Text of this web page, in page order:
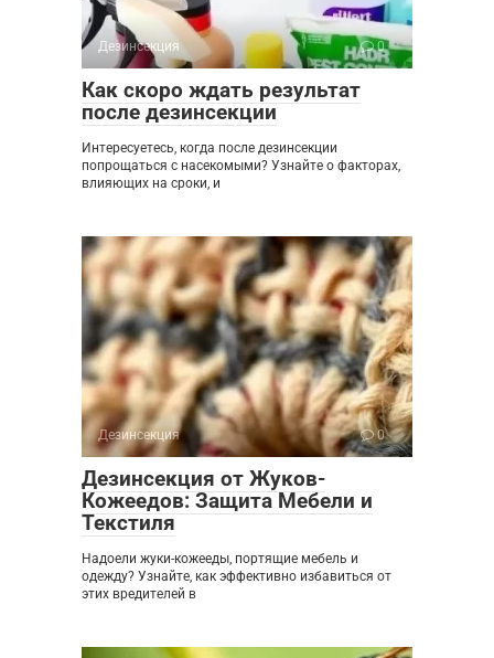
Дезинсекция 0
Как скоро ждать результат
после дезинсекции
Интересуетесь, когда после дезинсекции
попрощаться с насекомыми? Узнайте о факторах,
влияющих на сроки, и
Дезинсекция 0
Дезинсекция от Жуков-
Кожеедов: Защита Мебели и
Текстиля
Надоели жуки-кожееды, портящие мебель и
одежду? Узнайте, как эффективно избавиться от
этих вредителей в